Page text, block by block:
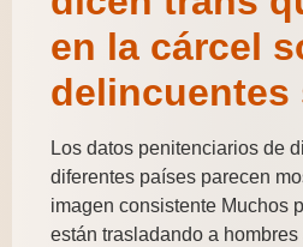
en la cárcel
delincuentes
Los datos penitenciarios de
diferentes países parecen
imagen consistente Muchos
están trasladando a